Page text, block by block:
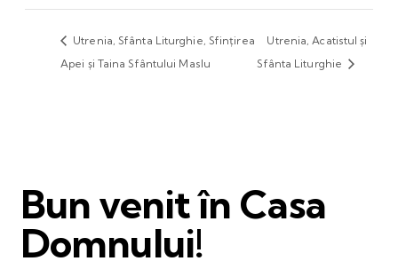
Utrenia, Sfânta Liturghie, Sfințirea
Apei și Taina Sfântului Maslu
Utrenia, Acatistul și
Sfânta Liturghie
Bun venit în Casa
Domnului!